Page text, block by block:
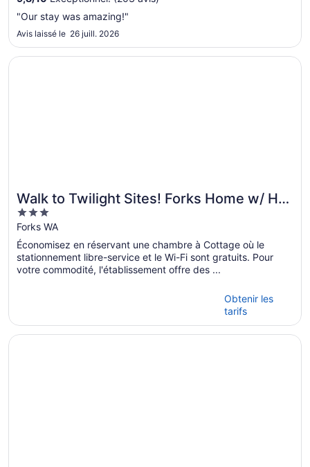
"Our stay was amazing!"
Avis laissé le 26 juill. 2026
Walk to Twilight Sites! Forks Home w/ Hot
Tub
3
out
of
5
Forks WA
Économisez en réservant une chambre à Cottage où le
stationnement libre-service et le Wi-Fi sont gratuits. Pour
votre commodité, l'établissement offre des ...
Obtenir les
tarifs
S’ouvre dans une nouvelle fenêtre
Walk to Twilight Sites! Forks Home w/ Hot Tub
S’ouvre dans une nouvelle fenêtre
Pavilion w/ Hot Tub! Trybett Cabin 2 in Forks